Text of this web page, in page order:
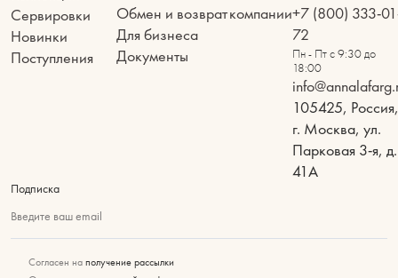
Сервировки
Новинки
Поступления
Обмен и возврат
Для бизнеса
Документы
компании+7 (800) 333-
72
Пн - Пт с 9:30 до
18:00
105425, Россия,
г. Москва, ул.
Парковая 3-я, д.
41А
Подписка
Введите ваш email
Согласен на получение рассылки